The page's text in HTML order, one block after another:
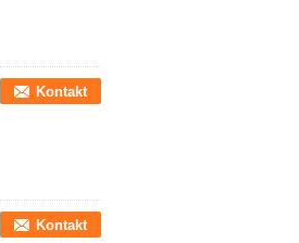
Kontakt
Kontakt